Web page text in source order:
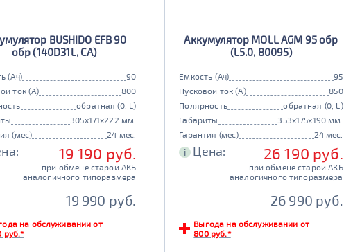
BUSHIDO EFB 90
обр (140D31L, CA)
(Ач)
90
ток (А)
800
обратная (0, L)
305x171x222 мм.
(мес)
24 мес.
19 190 руб.
при обмене старой АКБ
аналогичного типоразмера
19 990 руб.
на обслуживании от
руб.*
Аккумулятор MOLL AGM 95 обр
(L5.0, 80095)
Емкость (Ач)
95
Пусковой ток (А)
850
Полярность
обратная (0, L)
Габариты
353x175x190 мм.
Гарантия (мес)
24 мес.
i Цена: 26 190 руб.
при обмене старой АКБ
аналогичного типоразмера
26 990 руб.
Выгода на обслуживании от
800 руб.*